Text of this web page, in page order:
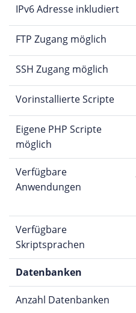
IPv6 Adresse inkludiert
FTP Zugang möglich
SSH Zugang möglich
Vorinstallierte Scripte
Eigene PHP Scripte
möglich
Verfügbare
Anwendungen
Verfügbare
Skriptsprachen
Datenbanken
Anzahl Datenbanken